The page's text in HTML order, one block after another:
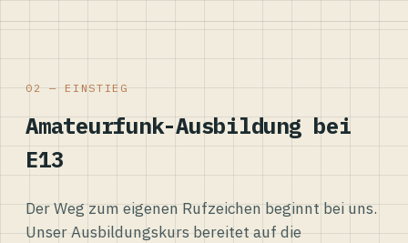
02 — EINSTIEG
Amateurfunk-Ausbildung bei
E13
Der Weg zum eigenen Rufzeichen beginnt bei uns.
Unser Ausbildungskurs bereitet auf die